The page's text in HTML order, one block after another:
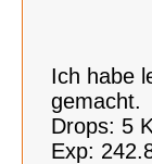
Ich habe
gemacht.
Drops: 5
Exp: